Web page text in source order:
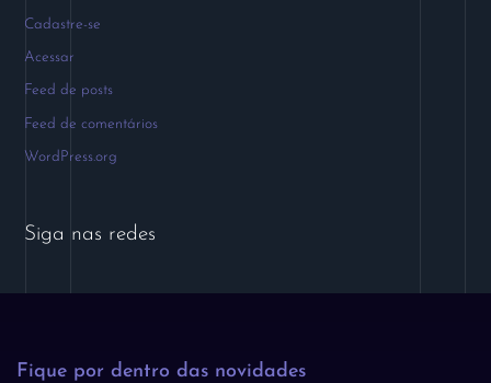
Cadastre-se
Acessar
Feed de posts
Feed de comentários
WordPress.org
Siga nas redes
Fique por dentro das novidades